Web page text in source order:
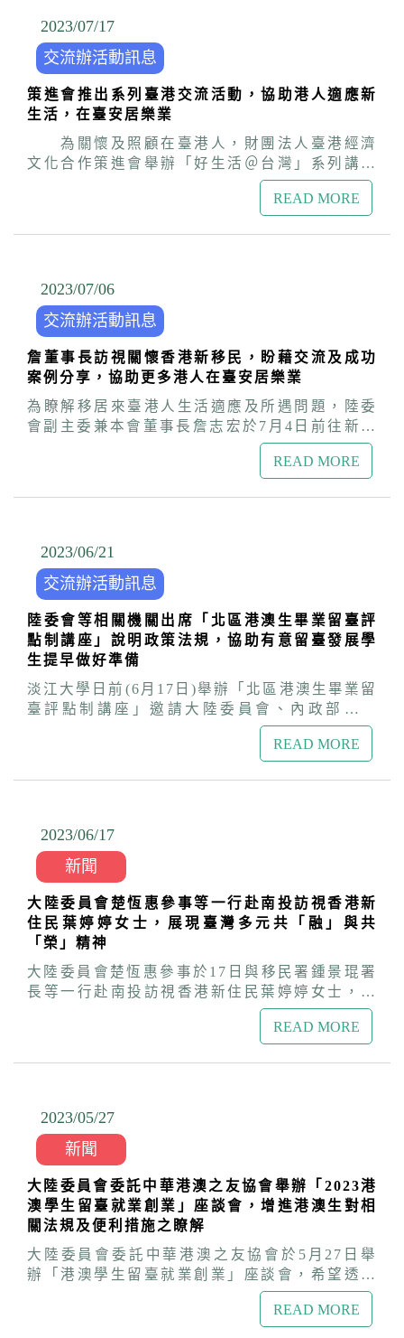
的經驗，也可以與其他臺灣的在地朋友有更多互
動及相互了解。 陸委會與策進會從去年開始共同
協力舉辦多場協助港人適應臺灣生活的活動，今
年策進會將再接再厲，辦理包括關心港人身心健
康與生活輔導、生活講座，一連串香港主題的系
香港朋友在臺灣安心生活；另一方面也持續強化
臺港雙方之理解互動，讓香港朋友更易於適應臺
由來臺居留，以及申請定居打算長期在臺生活的
港人，詹董事長表示，策進會及交流辦持續走訪
港人社群，關懷及聆聽港人心聲，除蒐集、了解
香港朋友所遇問題提供政府參考，並盡力提供相
關協助，盼能透過成功適應案例及在臺港人社群
的協力，幫助更多港人及家庭順利在臺落地生
根、安居樂業。 本次會議也通過由李董事麗珍兼
任本會經濟合作委員會召集人，希藉李董事之經
貿專業背景與經驗，帶領經合會與港方深化交
流；另通過策進會113年度工作計畫及預算、修
正策進會捐助暨組織章程，以符合實務運作需求
處長表示，臺灣與港澳經貿關係與人員往來相當
密切，臺港互為對方第二及第四大貿易夥伴；
2022學年度在臺就讀博碩士及學士的港澳學生人
數有1萬1,189人，佔所有僑外生及港澳生近四
成。今年的1到6月已有近40萬人次的港澳旅客來
臺，居所有境外旅客首位，對於國家發展有正面
助益。現在臺灣與港澳往來逐漸恢復疫前之常
態，陸委會與策進會將逐步推動臺港經濟、文化
交流，期盼與民間共同努力，讓臺港澳恢復健康
有序的交流與互動關係，以維繫國人與港澳人士
的宗旨在服務更多的港澳人士，建構完整的溝通
進行說明；另因協會熟悉港澳環境及擁有人際網
絡，可政府於辦理相關活動時提供諮詢意見，本
年亦將組團赴港參加火龍節，共同推動臺港澳交
流互動。 與會人士提及，近期港澳人士以投資或
具有專業技術能力等方式來臺居留，於申請定居
時似有較申請居留嚴格之情形。陸委會同仁說
明，居留及定居為不同標的，申請階段也不同，
內政部移民署會依法審核是否符合相關規範。如
定居未獲許可，只要當事人居留事由仍存在，可
以繼續在臺居留，不會影響既有權益，事後如排
除遭否決或保留的原因，隨時可以重新提出申
3199，策進會同仁將會盡力協助。盧處長也預
告，策進會本年將辦理足球賽、文創市集、影展
等各項活動，邀請協會協助推廣並共襄盛舉，共
同營造臺灣與港澳融合共好的氛圍。
2023/07/17
交流辦活動訊息
策進會推出系列臺港交流活動，協助港人適應新
生活，在臺安居樂業
為關懷及照顧在臺港人，財團法人臺港經濟
文化合作策進會舉辦「好生活＠台灣」系列講座
活動，透過專家解說日常生活實用資訊及法規，
協助移居來臺港人早日適應臺灣生活。大陸委員
港為主題的系列活動，獲參與講座港人熱情回
應。 盧秘書長表示，臺灣因語言、文化、地
理位置與香港相近，社會自由、多元，成為許多
港人移居的選擇，近年以各種事由來臺居留，以
及申請定居打算長期在臺生活的港人，持續維持
相當人數。由於臺港生活習慣、法規制度仍有差
異，為協助港人減緩文化衝擊，早日適應臺灣生
活，陸委會與策進會、交流辦，過去一年結合中
央與地方政府資源，與民間團體共同舉辦臺港特
色的系列主題活動，累計超過百場。今年下半年
也已規劃十餘項臺港民間交流活動，除了今天推
出的「好生活＠台灣」系列講座，也將陸續舉辦
賽等系列活動，期盼從多元角度增進臺港相互理
解、融合共好，協助港人在臺安居樂業、落地生
根。 「好生活＠台灣」系列講座的地點在港
人開設的「九月茶餐廳」，主題包括租屋攻略、
休閒活動、交通安全、防火防震、港生求職等，
均免費開放報名。首場講座邀請「崔媽媽基金
會」講師，以實務經驗解說租屋常見疑難及權益
保障等重要資訊，吸引近30名港人參加，現場提
問踴躍，互動熱絡。後續還有四場講座，報名資
訊可參閱活動海報（如附件）及報名網址
（https://reurl.cc/XExg7R）。如有關於港人來
臺居留定居及生活適應等問題，可參閱交流辦網
報名網址
READ MORE
2023/07/06
交流辦活動訊息
詹董事長訪視關懷香港新移民，盼藉交流及成功
案例分享，協助更多港人在臺安居樂業
為瞭解移居來臺港人生活適應及所遇問題，陸委
會副主委兼本會董事長詹志宏於7月4日前往新竹
與投資移民港人座談，除傳達政府及策進會的關
心與問候，並聆聽移居來臺港人心聲及建言。與
表示，因為對臺灣的喜愛及子女教育考量，放棄
香港的一切移居來臺，曾因臺港制度及文化差
異，發生人際溝通及認知誤解，透過交流與經驗
分享，現已理解及適應臺灣生活。詹董事長對於
港人社群互相扶持與分享寶貴經驗，甚為感動與
肯定，期盼藉由臺港多元交流與互動，促進相互
理解及融合共好。 與會港人也分享投資經營事業
及準備定居審查文件的歷程，以及對未來不確定
性的擔憂。詹董事長說明，過去陸委會及海基會
有許多協助陸配新住民的經驗，未來陸委會和策
進會也會持續協助移居來臺港人，與相關機關溝
通協調，透過成功案例的累積及經驗分享，幫助
更多香港朋友及家庭順利在臺落地生根、安居樂
灣，目前經營四家餐廳，一家五口快樂地在臺生
活。2021年來臺投資甜品店的Christy，曾任香港
中學老師20年，重視健康生活，希望在臺灣推廣
健康食品，讓民眾吃得安心且健康。投資咖啡店
Vincent，選擇落腳於新北市板橋區，營運績效蒸
蒸日上，逐步朝著咖啡夢的道路前進。另身兼國
際青年商會分會會長的Bobby，及經營寵物用品
貿易的Gene & Connie夫婦，都在努力運營事業
及適應臺灣新生活，在此祝福他們移民臺灣順
READ MORE
2023/06/21
交流辦活動訊息
陸委會等相關機關出席「北區港澳生畢業留臺評
點制講座」說明政策法規，協助有意留臺發展學
生提早做好準備
淡江大學日前(6月17日)舉辦「北區港澳生畢業留
臺評點制講座」邀請大陸委員會、內政部移民
署、勞動部勞動力發展署等代表說明相關政策及
法規，並安排在臺工作之香港校友分享相關經
代表逐一詳盡解說，現場互動熱絡。 大陸委員會
港澳蒙藏處蔡孟潔科長表示，近年在臺就學港澳
生，持續維持相當規模。111學年度達1萬1,189
人，佔全體僑生及港澳生39.7%。為關懷及協助
港澳生適應在臺生活及畢業留臺發展，陸委會今
年規劃辦理「2023港澳學生留臺就業創業」座談
會、「臺港澳職涯啟航培訓營」、「臺港澳學生
金門體驗營」等系列活動，協助在臺港澳生瞭解
臺灣特有歷史文化、職場面向，並協調教育部、
勞動部、及移民署等機關，共同協助港澳生解決
就學、就業、生活適應及居留、定居等問題；蔡
科長並特別介紹「財團法人臺港經濟文化合作策
進會」 辦理的系列藝文活動，以及「臺港服務交
究員除詳細介紹評點制內容，說明各細項分數評
比，帶領在場學生試算，逐一回答職業類別、語
言認定等問題；內政部移民署楊翹楚科長提醒在
場學生畢業後在臺申請居留、定居須注意事項，
包含居留證期限及身分別轉換等，同學皆感實用
與受益。 在臺從事醫療事業的熊嘉豪醫師，亦為
港澳畢業留臺校友，分享在臺求學、工作及生活
經驗，鼓勵在臺港澳學生多參加活動，與臺灣朋
友多交流，融入臺灣文化，也替未來留臺工作提
READ MORE
2023/06/17
新聞
大陸委員會楚恆惠參事等一行赴南投訪視香港新
住民葉婷婷女士，展現臺灣多元共「融」與共
「榮」精神
大陸委員會楚恆惠參事於17日與移民署鍾景琨署
長等一行赴南投訪視香港新住民葉婷婷女士，葉
女士與先生共同經營香草園「29號花園」，並發
揮所長將藝術、遊戲及園藝治療等專業，結合香
化或產業發展，活化當地社區，精神令人十分敬
佩，故事也很激勵人心。 訪視當日，葉婷婷帶領
著一行人在花園中，邊走邊介紹各式自種的香
草，空氣中瀰漫著薰衣草、迷迭香、薄荷及茶樹
等清香味，簡直是一場嗅覺饗宴。葉婷婷原在香
港擔任社工，輔導弱勢族群，從事社會服務，與
先生結婚後來臺定居。由於社工專長難以發揮，
便與丈夫一起經營香草農場，種植香草並販售自
製香草製品。她不放棄助人的機會，培訓在地農
家及弱勢婦女，讓他們可以經濟獨立。積極進取
的葉婷婷也不忘提升自己的專業能力，考取ACP
園藝治療師、芳療師等國際證照，在適應臺灣的
READ MORE
2023/05/27
新聞
大陸委員會委託中華港澳之友協會舉辦「2023港
澳學生留臺就業創業」座談會，增進港澳生對相
關法規及便利措施之瞭解
大陸委員會委託中華港澳之友協會於5月27日舉
辦「港澳學生留臺就業創業」座談會，希望透過
交流分享，能讓在臺灣的港澳學生更瞭解臺灣的
法規及生活方式，不僅能減少社會歧異，更能達
READ MORE